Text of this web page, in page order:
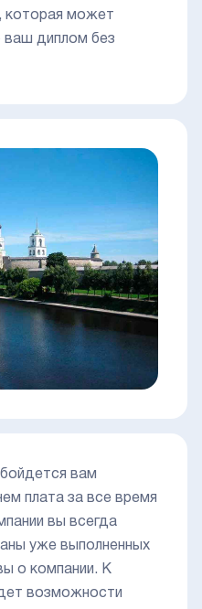
которая может
ваш диплом без
вам
плата за все время
вы всегда
уже выполненных
о компании. К
возможности